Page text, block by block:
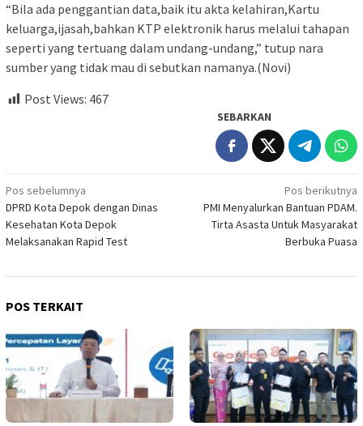
“Bila ada penggantian data,baik itu akta kelahiran,Kartu
keluarga,ijasah,bahkan KTP elektronik harus melalui tahapan
seperti yang tertuang dalam undang-undang,” tutup nara
sumber yang tidak mau di sebutkan namanya.(Novi)
Post Views: 467
SEBARKAN
Navigasi
pos
Pos sebelumnya
DPRD Kota Depok dengan Dinas
Kesehatan Kota Depok
Melaksanakan Rapid Test
Pos berikutnya
PMI Menyalurkan Bantuan PDAM.
Tirta Asasta Untuk Masyarakat
Berbuka Puasa
POS TERKAIT